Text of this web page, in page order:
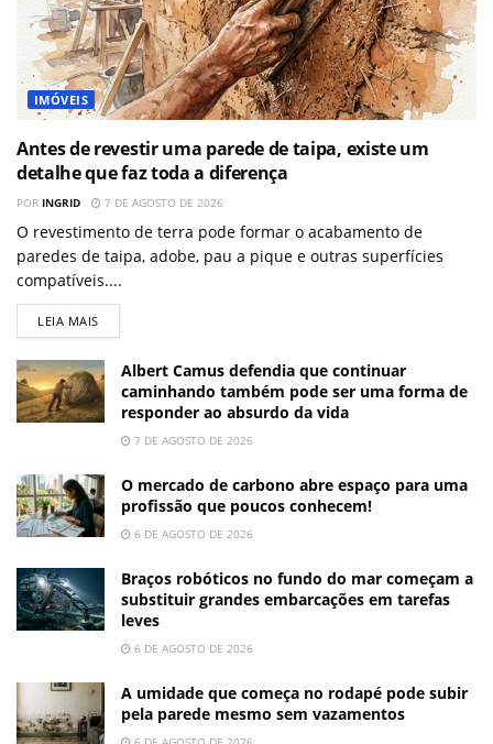
IMÓVEIS
Antes de revestir uma parede de taipa, existe um
detalhe que faz toda a diferença
POR INGRID 7 DE AGOSTO DE 2026
O revestimento de terra pode formar o acabamento de
paredes de taipa, adobe, pau a pique e outras superfícies
compatíveis....
LEIA MAIS
Albert Camus defendia que continuar
caminhando também pode ser uma forma de
responder ao absurdo da vida
7 DE AGOSTO DE 2026
O mercado de carbono abre espaço para uma
profissão que poucos conhecem!
6 DE AGOSTO DE 2026
Braços robóticos no fundo do mar começam a
substituir grandes embarcações em tarefas
leves
6 DE AGOSTO DE 2026
A umidade que começa no rodapé pode subir
pela parede mesmo sem vazamentos